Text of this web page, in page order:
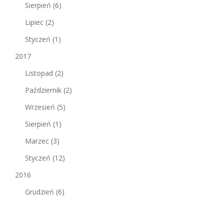
Sierpień (6)
Lipiec (2)
Styczeń (1)
2017
Listopad (2)
Październik (2)
Wrzesień (5)
Sierpień (1)
Marzec (3)
Styczeń (12)
2016
Grudzień (6)